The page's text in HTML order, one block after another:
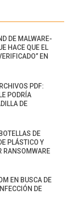
DE MALWARE-
HACE QUE EL
EN
PDF:
PODRÍA
DE
DE
PLÁSTICO Y
RANSOMWARE
EN BUSCA DE
DE